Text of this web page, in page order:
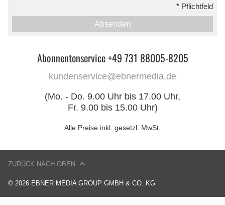
* Pflichtfeld
Absenden
Abonnentenservice +49 731 88005-8205
kundenservice@ebnermedia.de
(Mo. - Do. 9.00 Uhr bis 17.00 Uhr,
Fr. 9.00 bis 15.00 Uhr)
Alle Preise inkl. gesetzl. MwSt.
© 2026 EBNER MEDIA GROUP GMBH & CO. KG
ZURÜCK NACH OBEN